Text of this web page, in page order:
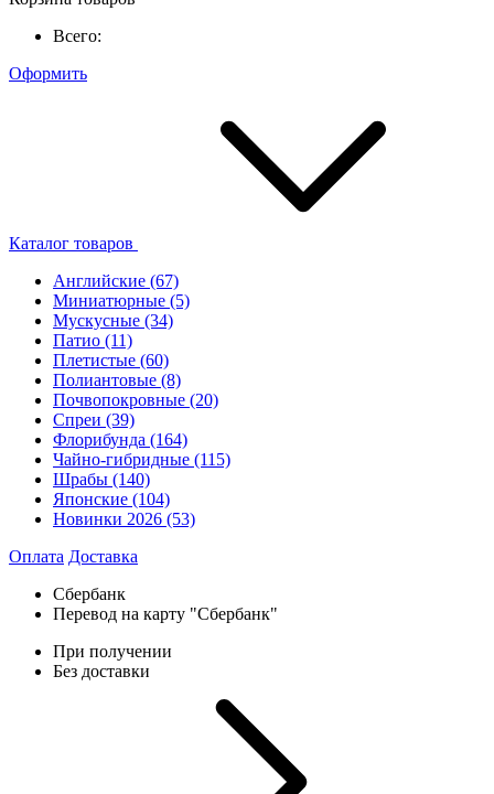
Всего:
Оформить
Каталог товаров
Английские (67)
Миниатюрные (5)
Мускусные (34)
Патио (11)
Плетистые (60)
Полиантовые (8)
Почвопокровные (20)
Спреи (39)
Флорибунда (164)
Чайно-гибридные (115)
Шрабы (140)
Японские (104)
Новинки 2026 (53)
Оплата Доставка
Сбербанк
Перевод на карту "Сбербанк"
При получении
Без доставки